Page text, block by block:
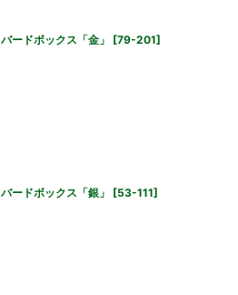
バードボックス「金」 [79-201]
バードボックス「銀」 [53-111]